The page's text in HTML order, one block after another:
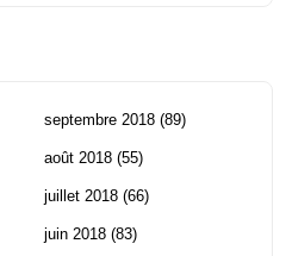
septembre 2018 (89)
août 2018 (55)
juillet 2018 (66)
juin 2018 (83)